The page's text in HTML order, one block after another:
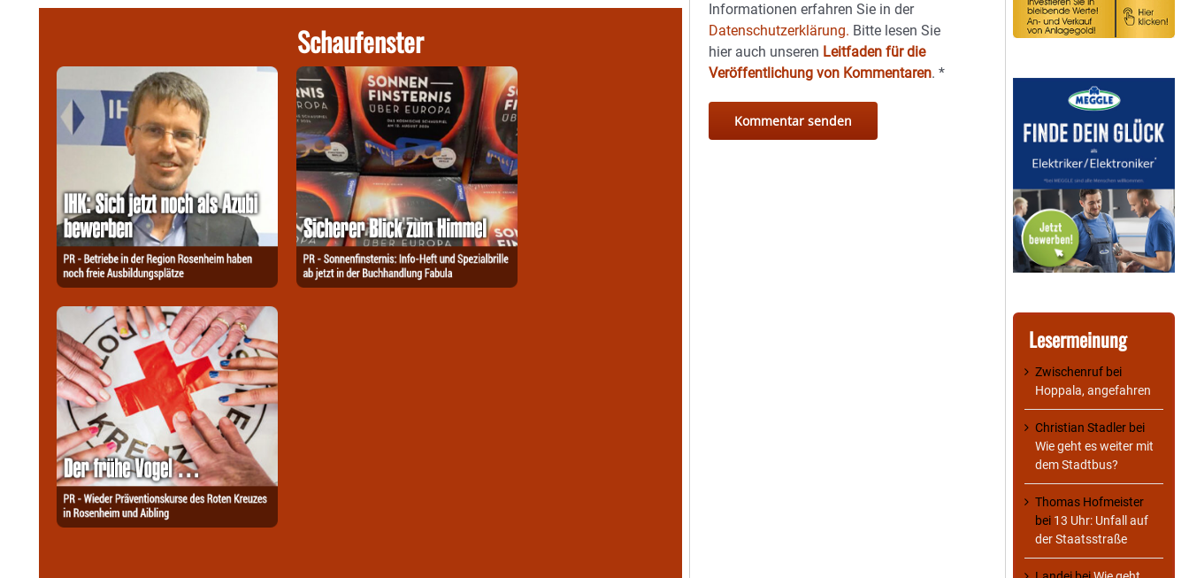
Schaufenster
Informationen erfahren Sie in der
Datenschutzerklärung. Bitte lesen Sie
hier auch unseren Leitfaden für die
Veröffentlichung von Kommentaren.*
Lesermeinung
Zwischenruf bei
Hoppala, angefahren
Christian Stadler bei
Wie geht es weiter mit
dem Stadtbus?
Thomas Hofmeister
bei 13 Uhr: Unfall auf
der Staatsstraße